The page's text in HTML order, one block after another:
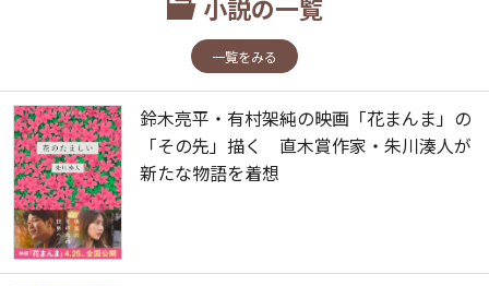
小説の一覧
一覧をみる
鈴木亮平・有村架純の映画「花まんま」の
「その先」描く 直木賞作家・朱川湊人が
新たな物語を着想